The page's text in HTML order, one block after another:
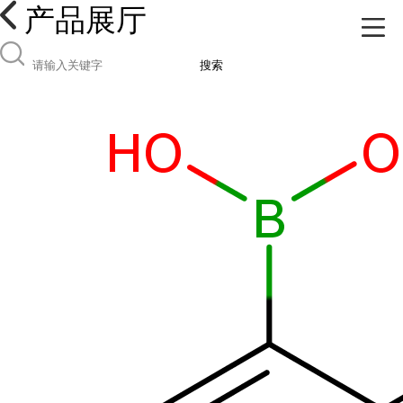
产品展厅
搜索